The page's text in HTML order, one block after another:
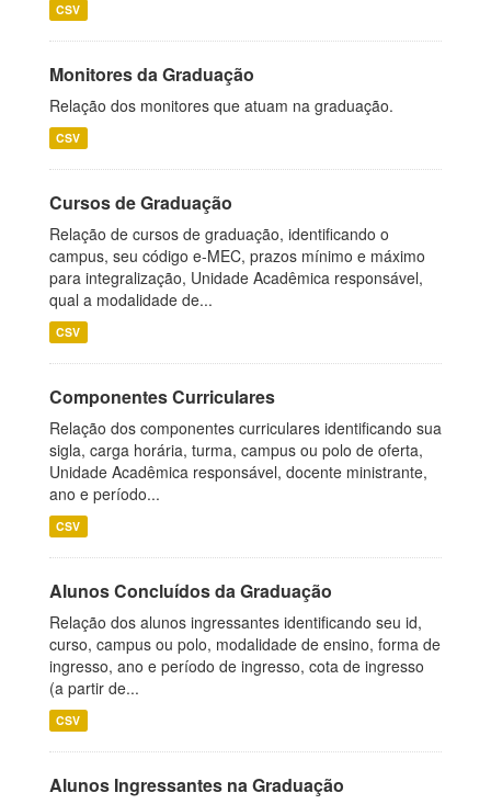
CSV
Monitores da Graduação
Relação dos monitores que atuam na graduação.
CSV
Cursos de Graduação
Relação de cursos de graduação, identificando o
campus, seu código e-MEC, prazos mínimo e máximo
para integralização, Unidade Acadêmica responsável,
qual a modalidade de...
CSV
Componentes Curriculares
Relação dos componentes curriculares identificando sua
sigla, carga horária, turma, campus ou polo de oferta,
Unidade Acadêmica responsável, docente ministrante,
ano e período...
CSV
Alunos Concluídos da Graduação
Relação dos alunos ingressantes identificando seu id,
curso, campus ou polo, modalidade de ensino, forma de
ingresso, ano e período de ingresso, cota de ingresso
(a partir de...
CSV
Alunos Ingressantes na Graduação